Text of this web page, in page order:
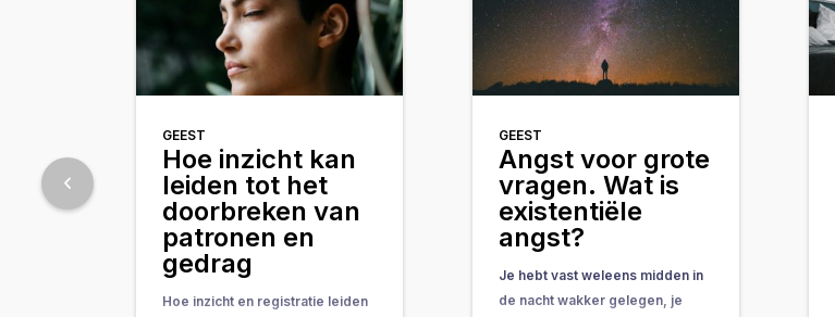
GEEST
Hoe inzicht kan
leiden tot het
doorbreken van
patronen en
gedrag
Hoe inzicht en registratie leiden
GEEST
Angst voor grote
vragen. Wat is
existentiële
angst?
Je hebt vast weleens midden in
de nacht wakker gelegen, je